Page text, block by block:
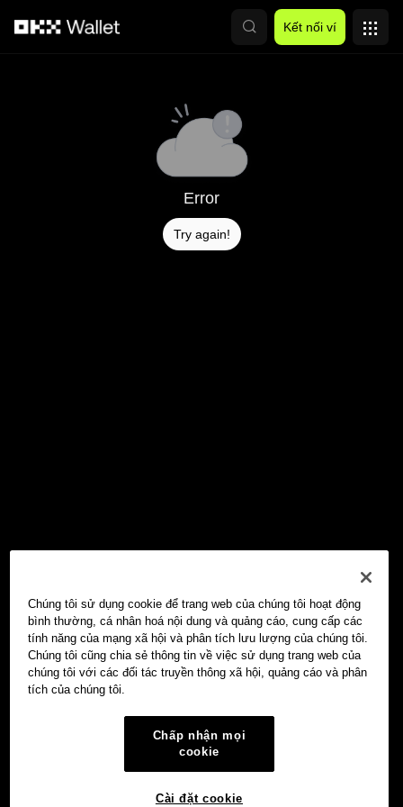
Kết nối ví
Error
Try again!
Chúng tôi sử dụng cookie để trang web của chúng tôi hoạt động
bình thường, cá nhân hoá nội dung và quảng cáo, cung cấp các
tính năng của mạng xã hội và phân tích lưu lượng của chúng tôi.
Chúng tôi cũng chia sẻ thông tin về việc sử dụng trang web của
chúng tôi với các đối tác truyền thông xã hội, quảng cáo và phân
tích của chúng tôi.
Chấp nhận mọi
cookie
Cài đặt cookie